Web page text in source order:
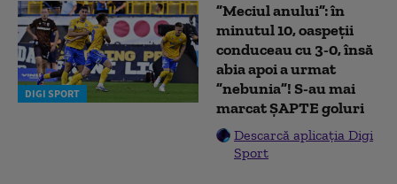
DIGI SPORT
”Meciul anului”: în
minutul 10, oaspeții
conduceau cu 3-0, însă
abia apoi a urmat
”nebunia”! S-au mai
marcat ȘAPTE goluri
Descarcă aplicația Digi
Sport